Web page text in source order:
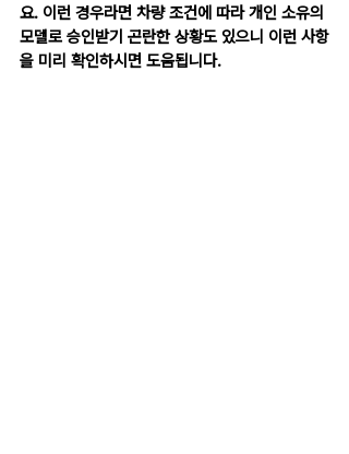
요. 이런 경우라면 차량 조건에 따라 개인 소유의
모델로 승인받기 곤란한 상황도 있으니 이런 사항
을 미리 확인하시면 도움됩니다.